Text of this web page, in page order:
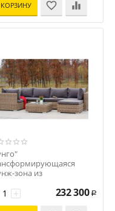
КОРЗИНУ
зона из
соломенный
00-00000047
+ 232 300 Р